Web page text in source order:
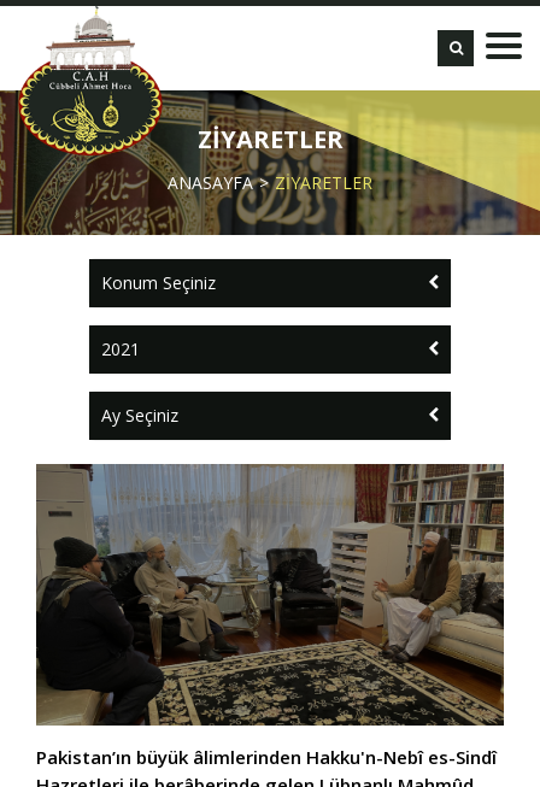
ZİYARETLER
ANASAYFA ZİYARETLER
Konum Seçiniz
2021
Ay Seçiniz
Pakistan’ın büyük âlimlerinden Hakku'n-Nebî es-Sindî